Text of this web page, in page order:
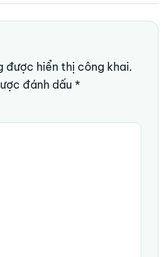
được hiển thị công khai.
đánh dấu *